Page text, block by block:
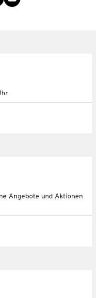
Angebote und Aktionen